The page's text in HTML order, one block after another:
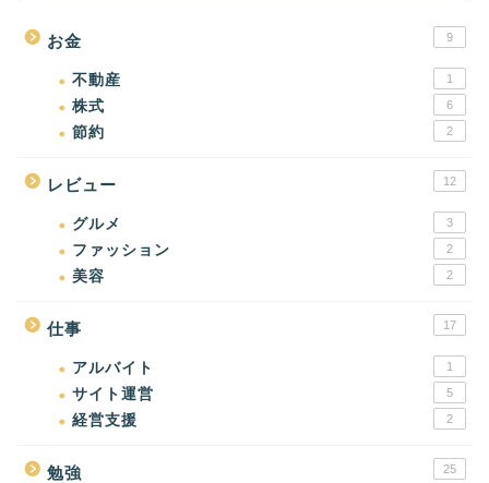
お金 9
不動産 1
株式 6
節約 2
レビュー 12
グルメ 3
ファッション 2
美容 2
仕事 17
アルバイト 1
サイト運営 5
経営支援 2
勉強 25